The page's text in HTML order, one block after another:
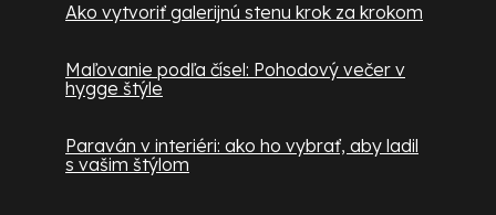
Ako vytvoriť galerijnú stenu krok za krokom
Maľovanie podľa čísel: Pohodový večer v
hygge štýle
Paraván v interiéri: ako ho vybrať, aby ladil
s vašim štýlom